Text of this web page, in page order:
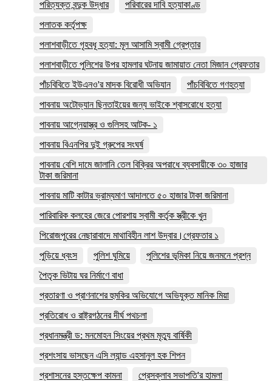
পরিত্যক্ত বন্দুক উদ্ধার
পরিবারের দাবি হত্যাকাণ্ড
পলাতক কর্তৃপক্ষ
পলাশবাড়ীতে গৃহবধূ হত্যা: মূল আসামি স্বামী গ্রেপ্তার
পলাশবাড়ীতে পুলিশের উপর হামলার ঘটনায় জামায়াত নেতা মিজান গ্রেফতার
পাঁচবিবিতে ইউএনও'র মাদক বিরোধী অভিযান
পাঁচবিবিতে গণহত্যা
পাবনায় অটোভ্যান ছিনতাইয়ের জন্য ভাইকে শ্বাসরোধে হত্যা
পাবনায় আগ্নেয়াস্ত্র ও গুলিসহ আটক- ১
পাবনায় বিএনপির দুই গ্রুপের সংঘর্ষ
পাবনায় বেশি দামে জালানি তেল বিক্রির অপরাধে ব্যবসায়ীকে ৩০ হাজার
টাকা জরিমানা
পাবনায় মাটি কাটার ভ্রাম্যমাণ আদালতে ৫০ হাজার টাকা জরিমানা
পারিবারিক কলহের জেরে পোরশায় স্বামী কর্তৃক স্ত্রীকে খুন
পিরোজপুরের নেছারাবাদে মাথাবিহীন লাশ উদ্বার।গ্রেফতার ১
পুড়িয়ে ধ্বংস
পুলিশ ঘুমিয়ে
পুলিশের ভূমিকা নিয়ে জনমনে প্রশ্ন
পৈতৃক ভিটায় ঘর নির্মাণে বাধা
প্রতারণা ও প্রাণনাশের হুমকির অভিযোগে অভিযুক্ত মানিক মিয়া
প্রতিরোধ ও রাষ্ট্রগঠনের দীর্ঘ পথচলা
প্রধানমন্ত্রী ড: মনমোহন সিংয়ের প্রথম মৃত্যু বার্ষিকী
প্রশংসায় ভাসছেন এসি ল্যান্ড এহসানুল হক শিপন
প্রশাসনের হস্তক্ষেপ কামনা
প্রেসক্লাব সভাপতি'র হামলা